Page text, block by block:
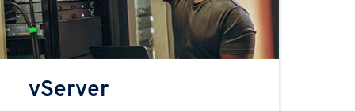
vServer